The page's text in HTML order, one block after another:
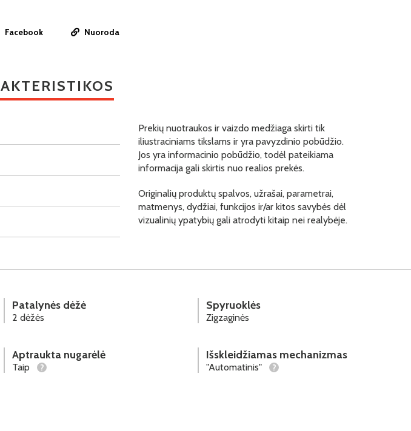
Facebook Nuoroda
Prekių nuotraukos ir vaizdo medžiaga skirti tik
iliustraciniams tikslams ir yra pavyzdinio pobūdžio.
Jos yra informacinio pobūdžio, todėl pateikiama
informacija gali skirtis nuo realios prekės.
Originalių produktų spalvos, užrašai, parametrai,
matmenys, dydžiai, funkcijos ir/ar kitos savybės dėl
vizualinių ypatybių gali atrodyti kitaip nei realybėje.
Patalynės dėžė
2 dėžės
Spyruoklės
Zigzaginės
Aptraukta nugarėlė
Taip ?
Išskleidžiamas mechanizmas
"Automatinis" ?